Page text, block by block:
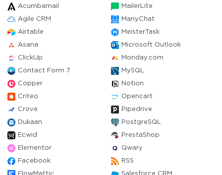
Acumbamail MailerLite
Agile CRM ManyChat
Airtable MeisterTask
Asana Microsoft Outlook
ClickUp Monday.com
Contact Form 7 MySQL
Copper Notion
Criteo Opencart
Crove Pipedrive
Dukaan PostgreSQL
Ecwid PrestaShop
Elementor Qwary
Facebook RSS
FlowMattic Salesforce CRM